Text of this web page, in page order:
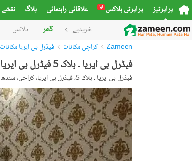
پراپرٹیز پراپرٹی بلاکس نیا علاقائی راہنمائی بلاگ نقشے
خریدیے گھر پلاٹس
Zameen کراچی مکانات فیڈرل بی ایریا مکانات
فیڈرل بی ایریا ۔ بلاک 5 فیڈرل بی ایریا,کراچی میں 5 کمروں کا 1 کنال مکان 3.0 لاکھ میں کرایہ پر دستیاب ہے۔
فیڈرل بی ایریا ۔ بلاک 5، فیڈرل بی ایریا، کراچی، سندھ